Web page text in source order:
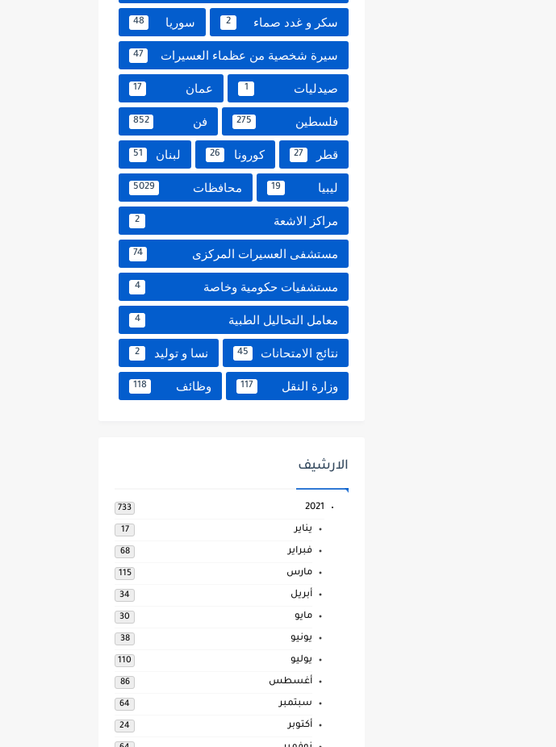
سكر و غدد صماء 2 سوريا 48
سيرة شخصية من عظماء العسيرات 47
صيدليات 1 عمان 17
فلسطين 275 فن 852
قطر 27 كورونا 26 لبنان 51
ليبيا 19 محافظات 5029
مراكز الاشعة 2
مستشفى العسيرات المركزى 74
مستشفيات حكومية وخاصة 4
معامل التحاليل الطبية 4
نتائج الامتحانات 45 نسا و توليد 2
وزارة النقل 117 وظائف 118
الارشيف
2021
733
يناير 17
فبراير 68
مارس 115
أبريل 34
مايو 30
يونيو 38
يوليو 110
أغسطس 86
سبتمبر 64
أكتوبر 24